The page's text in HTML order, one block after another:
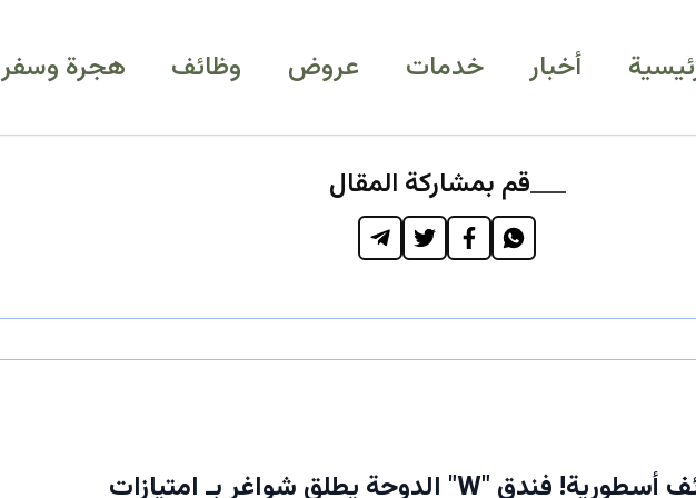
أخبار خدمات عروض وظائف هجرة وسفر
قم بمشاركة المقال
عاجل: وظائف أسطورية! فندق "W" الدوحة يطلق شواغر بـ امتيازات